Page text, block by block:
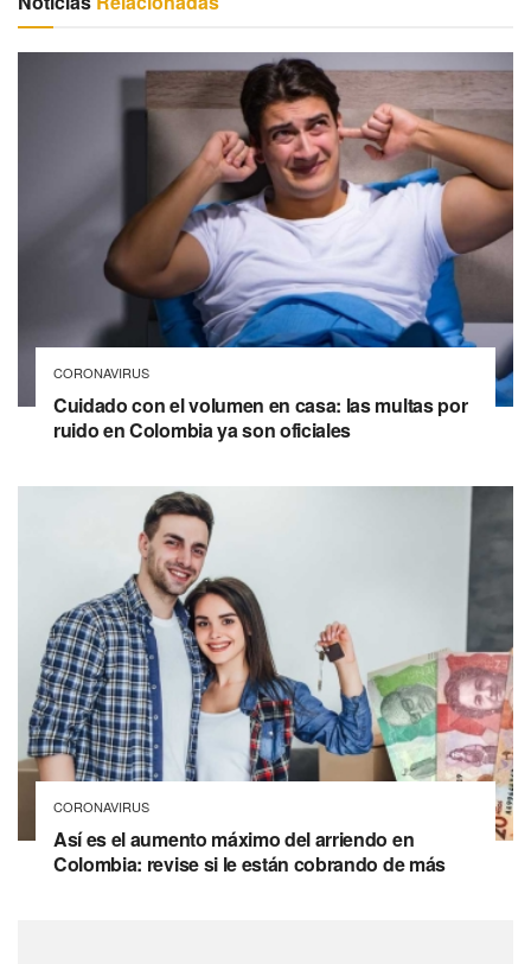
CORONAVIRUS
Cuidado con el volumen en casa: las multas por
ruido en Colombia ya son oficiales
CORONAVIRUS
Así es el aumento máximo del arriendo en
Colombia: revise si le están cobrando de más